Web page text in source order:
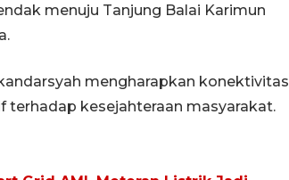
menuju Tanjung Balai Karimun
mengharapkan konektivitas
kesejahteraan masyarakat.